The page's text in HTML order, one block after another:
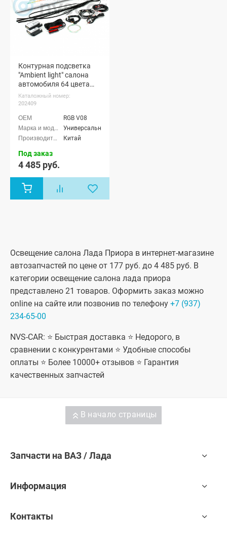
Контурная подсветка
"Ambient light" салона
автомобиля 64 цвета
(18 источников света)
без приветствия
Каталожный номер:
202409
RGB V08
Универсальные
Китай
Под заказ
4 485 руб.
Освещение салона Лада Приора в интернет-магазине
автозапчастей по цене от 177 руб. до 4 485 руб. В
категории освещение салона лада приора
представлено 21 товаров. Оформить заказ можно
online на сайте или позвонив по телефону +7 (937)
234-65-00
NVS-CAR: ⭐ Быстрая доставка ⭐ Недорого, в
сравнении с конкурентами ⭐ Удобные способы
оплаты ⭐ Более 10000+ отзывов ⭐ Гарантия
качественных запчастей
В начало страницы
Запчасти на ВАЗ / Лада
Информация
Контакты